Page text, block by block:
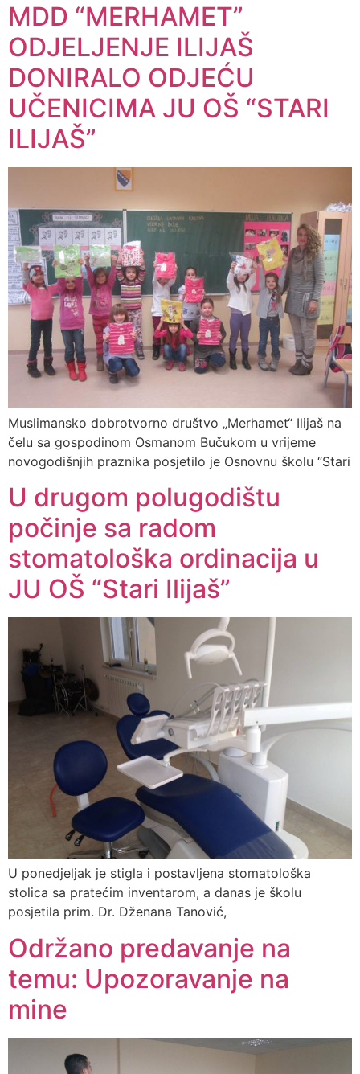
MDD “MERHAMET”
ODJELJENJE ILIJAŠ
DONIRALO ODJEĆU
UČENICIMA JU OŠ “STARI
ILIJAŠ”
Muslimansko dobrotvorno društvo „Merhamet“ Ilijaš na
čelu sa gospodinom Osmanom Bučukom u vrijeme
novogodišnjih praznika posjetilo je Osnovnu školu “Stari
U drugom polugodištu
počinje sa radom
stomatološka ordinacija u
JU OŠ “Stari Ilijaš”
U ponedjeljak je stigla i postavljena stomatološka
stolica sa pratećim inventarom, a danas je školu
posjetila prim. Dr. Dženana Tanović,
Održano predavanje na
temu: Upozoravanje na
mine